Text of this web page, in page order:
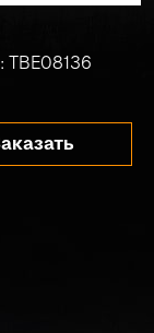
TBE08136